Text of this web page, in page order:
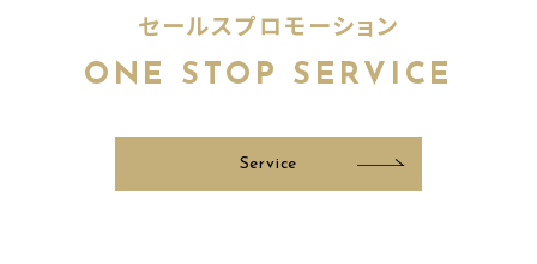
セールスプロモーション
ONE STOP SERVICE
Service